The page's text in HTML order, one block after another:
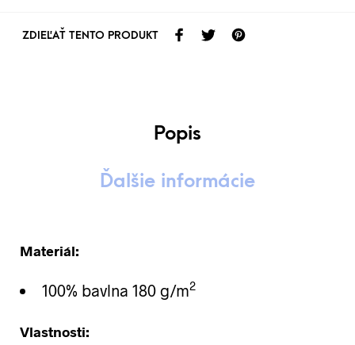
ZDIEĽAŤ TENTO PRODUKT
Popis
Ďalšie informácie
Materiál:
100% bavlna 180 g/m2
Vlastnosti: